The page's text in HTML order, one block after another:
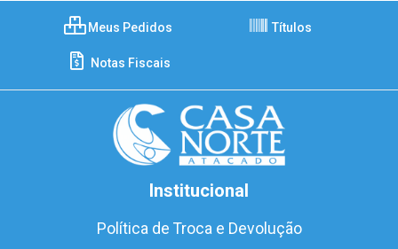
Meus Pedidos Títulos
Notas Fiscais
Institucional
Política de Troca e Devolução